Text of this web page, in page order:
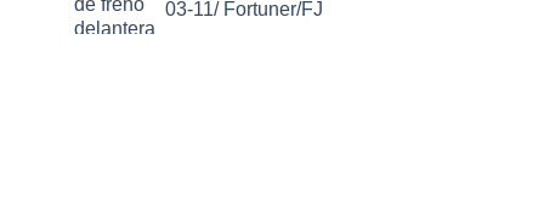
03-11/ Fortuner/FJ